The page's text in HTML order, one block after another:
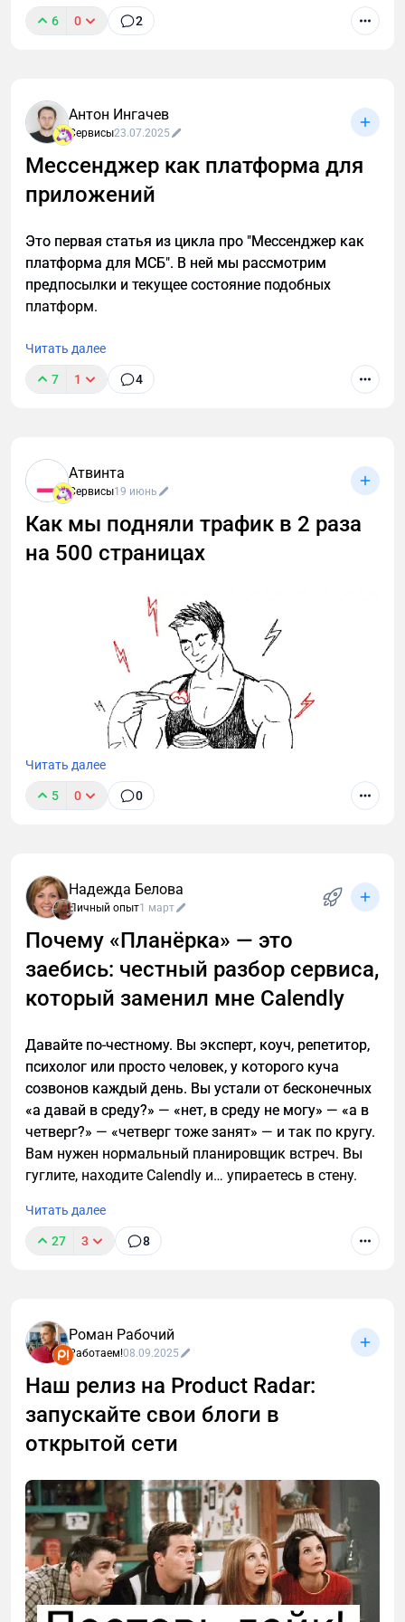
Коротко: Онлайн-инструмент для быстрой
6 0 2
Антон Ингачев
Сервисы23.07.2025
Мессенджер как платформа для
приложений
Это первая статья из цикла про "Мессенджер как
платформа для МСБ". В ней мы рассмотрим
предпосылки и текущее состояние подобных
платформ.
Читать далее
7 1 4
Атвинта
Сервисы19 июнь
Как мы подняли трафик в 2 раза
на 500 страницах
Читать далее
5 0 0
Надежда Белова
Личный опыт1 март
Почему «Планёрка» — это
заебись: честный разбор сервиса,
который заменил мне Calendly
Давайте по-честному. Вы эксперт, коуч, репетитор,
психолог или просто человек, у которого куча
созвонов каждый день. Вы устали от бесконечных
«а давай в среду?» — «нет, в среду не могу» — «а в
четверг?» — «четверг тоже занят» — и так по кругу.
Вам нужен нормальный планировщик встреч. Вы
гуглите, находите Calendly и… упираетесь в стену.
Читать далее
27 3 8
Роман Рабочий
Работаем!08.09.2025
Наш релиз на Product Radar:
запускайте свои блоги в
открытой сети